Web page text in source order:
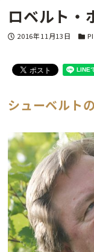
ロベルト・
投稿日
2016年11月13日 カ
シューベルト